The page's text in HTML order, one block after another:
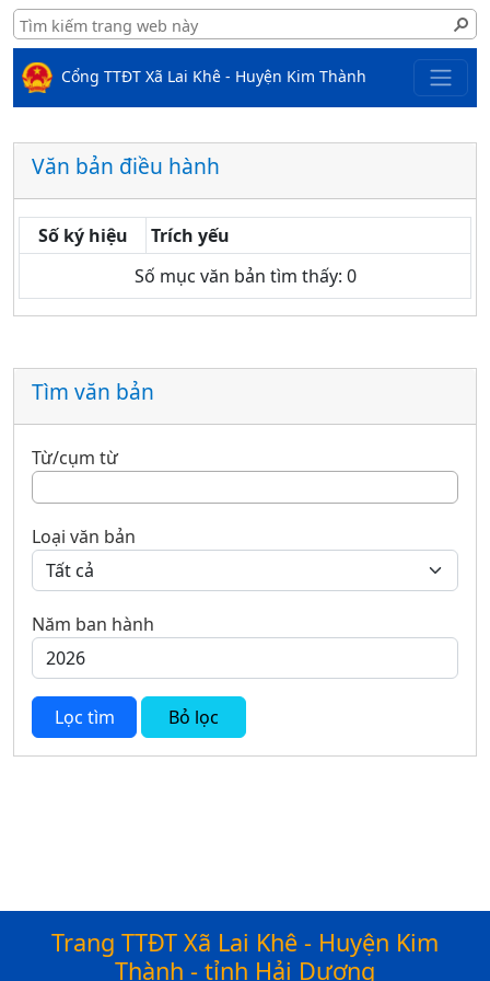
Cổng TTĐT Xã Lai Khê - Huyện Kim Thành
Văn bản điều hành
Số ký hiệu
Trích yếu
Số mục văn bản tìm thấy: 0
Tìm văn bản
Từ/cụm từ
Loại văn bản
Năm ban hành
Lọc tìm Bỏ lọc
Trang TTĐT Xã Lai Khê - Huyện Kim
Thành - tỉnh Hải Dương